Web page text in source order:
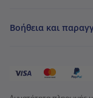
Βοήθεια και